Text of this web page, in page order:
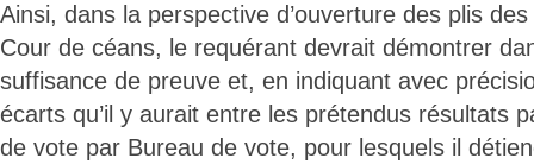
Ainsi, dans la perspective d’ouverture des plis
Cour de céans, le requérant devrait démontrer
suffisance de preuve et, en indiquant avec
écarts qu’il y aurait entre les prétendus résultats
de vote par Bureau de vote, pour lesquels il